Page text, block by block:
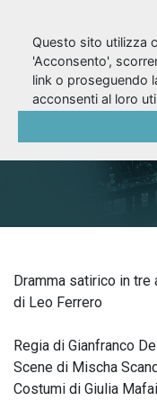
Dramma satirico in tre
di Leo Ferrero
Regia di Gianfranco
Scene di Mischa
Costumi di Giulia Mafai
Questo sito utilizza
'Acconsento',
link o proseguendo
acconsenti al loro